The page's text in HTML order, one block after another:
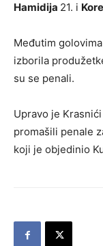
Hamidija 21. i
Međutim golovima
izborila
su se penali.
Upravo je
promašili penale
koji je objedinio